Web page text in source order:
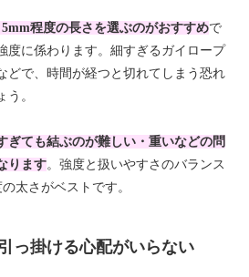
程度の長さを選ぶのがおすすめで
度に係わります。細すぎるガイロープ
どで、時間が経つと切れてしまう恐れ
。
ぎても結ぶのが難しい・重いなどの問
ります。強度と扱いやすさのバランス
太さがベストです。
っ掛ける心配がいらない